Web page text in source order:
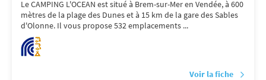
Le CAMPING L'OCEAN est situé à Brem-sur-Mer en Vendée, à 600
mètres de la plage des Dunes et à 15 km de la gare des Sables
d'Olonne. Il vous propose 532 emplacements ...
Voir la fiche